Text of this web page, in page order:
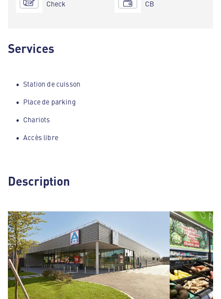
Check CB
Services
Station de cuisson
Place de parking
Chariots
Accès libre
Description